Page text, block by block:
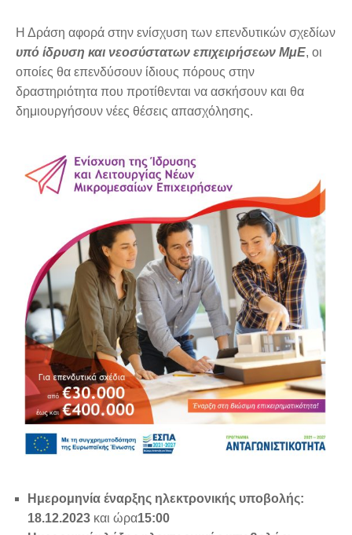
Η Δράση αφορά στην ενίσχυση των επενδυτικών σχεδίων
υπό ίδρυση και νεοσύστατων επιχειρήσεων ΜμΕ, οι
οποίες θα επενδύσουν ίδιους πόρους στην
δραστηριότητα που προτίθενται να ασκήσουν και θα
δημιουργήσουν νέες θέσεις απασχόλησης.
Ημερομηνία έναρξης ηλεκτρονικής υποβολής:
18.12.2023 και ώρα15:00